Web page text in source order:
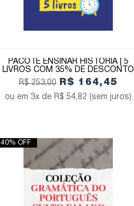
PACOTE ENSINAR HISTÓRIA | 5
LIVROS COM 35% DE DESCONTO
R$ 253,00
R$ 164,45
3x de R$ 54,82 (sem juros)
40% OFF